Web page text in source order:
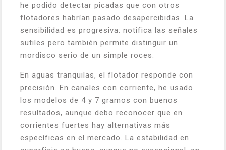
he podido detectar picadas que con otros
flotadores habrían pasado desapercibidas. La
sensibilidad es progresiva: notifica las señales
sutiles pero también permite distinguir un
mordisco serio de un simple roces.
En aguas tranquilas, el flotador responde con
precisión. En canales con corriente, he usado
los modelos de 4 y 7 gramos con buenos
resultados, aunque debo reconocer que en
corrientes fuertes hay alternativas más
específicas en el mercado. La estabilidad en